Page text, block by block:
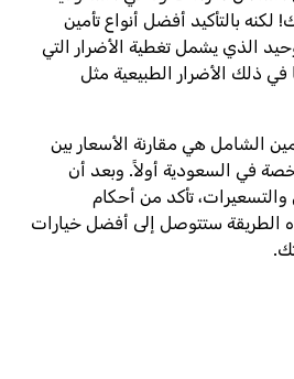
لكنه بالتأكيد أفضل أنواع تأمين
الذي يشمل تغطية الأضرار التي
ذلك الأضرار الطبيعية مثل
الشامل هي مقارنة الأسعار بين
في السعودية أولاً. وبعد أن
تأكد من أحكام
الطريقة ستتوصل إلى أفضل خيارات